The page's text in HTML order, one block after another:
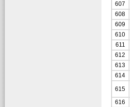
607
608
609
610
611
612
613
614
615
616